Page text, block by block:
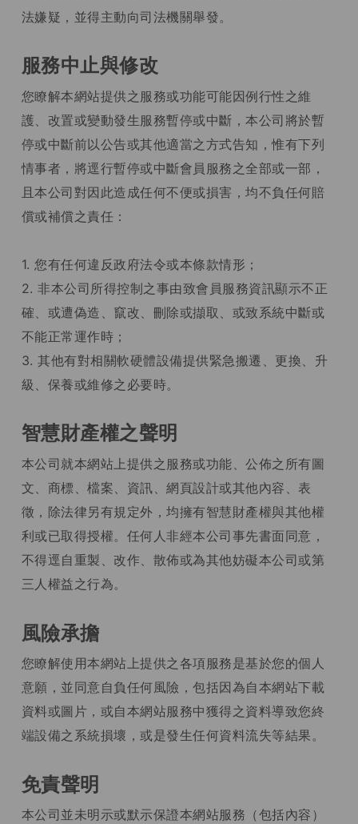
法嫌疑，並得主動向司法機關舉發。
服務中止與修改
您瞭解本網站提供之服務或功能可能因例行性之維
護、改置或變動發生服務暫停或中斷，本公司將於暫
停或中斷前以公告或其他適當之方式告知，惟有下列
情事者，將逕行暫停或中斷會員服務之全部或一部，
且本公司對因此造成任何不便或損害，均不負任何賠
償或補償之責任：
1. 您有任何違反政府法令或本條款情形；
2. 非本公司所得控制之事由致會員服務資訊顯示不正
確、或遭偽造、竄改、刪除或擷取、或致系統中斷或
不能正常運作時；
3. 其他有對相關軟硬體設備提供緊急搬遷、更換、升
級、保養或維修之必要時。
智慧財產權之聲明
本公司就本網站上提供之服務或功能、公佈之所有圖
文、商標、檔案、資訊、網頁設計或其他內容、表
徵，除法律另有規定外，均擁有智慧財產權與其他權
利或已取得授權。任何人非經本公司事先書面同意，
不得逕自重製、改作、散佈或為其他妨礙本公司或第
三人權益之行為。
風險承擔
您瞭解使用本網站上提供之各項服務是基於您的個人
意願，並同意自負任何風險，包括因為自本網站下載
資料或圖片，或自本網站服務中獲得之資料導致您終
端設備之系統損壞，或是發生任何資料流失等結果。
免責聲明
本公司並未明示或默示保證本網站服務（包括內容）